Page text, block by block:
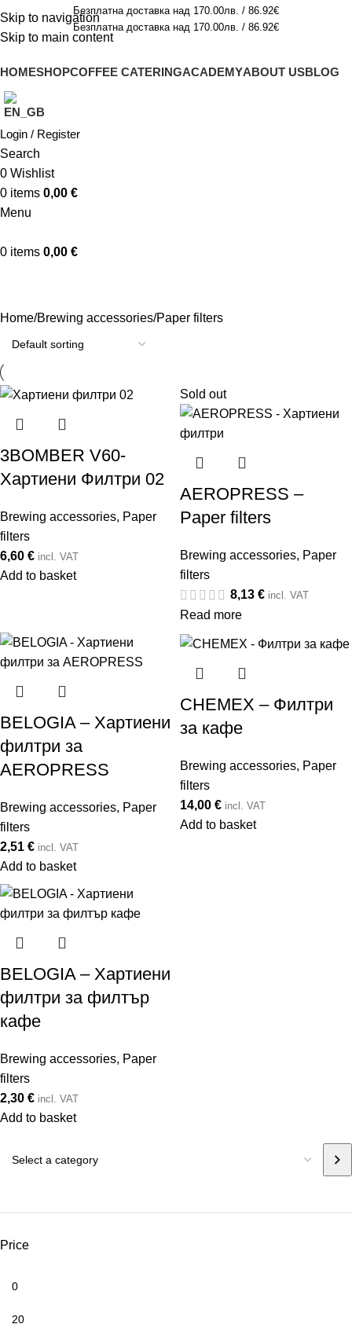
Skip to navigation
Skip to main content
Безплатна доставка над 170.00лв. / 86.92€
Безплатна доставка над 170.00лв. / 86.92€
HOMESHOPCOFFEE CATERINGACADEMYABOUT USBLOG
Login / Register
Search
0 Wishlist
0 items 0,00 €
Menu
0 items 0,00 €
Price
Home Brewing accessories Paper filters
3BOMBER V60-
Хартиени Филтри 02
Brewing accessories, Paper
filters
6,60 € incl. VAT
Add to basket
Sold out
AEROPRESS –
Paper filters
Brewing accessories, Paper
filters
8,13 € incl. VAT
Read more
BELOGIA – Хартиени
филтри за
AEROPRESS
Brewing accessories, Paper
filters
2,51 € incl. VAT
Add to basket
CHEMEX – Филтри
за кафе
Brewing accessories, Paper
filters
14,00 € incl. VAT
Add to basket
ΒELOGIA – Хартиени
филтри за филтър
кафе
Brewing accessories, Paper
filters
2,30 € incl. VAT
Add to basket